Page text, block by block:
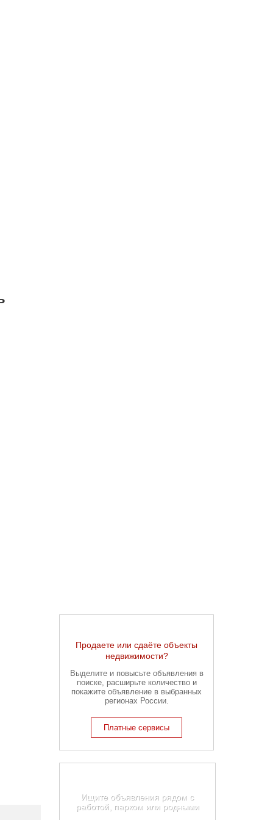
Продаете или сдаёте объекты
недвижимости?
Выделите и повысьте объявления в
поиске, расширьте количество и
покажите объявление в выбранных
регионах России.
Платные сервисы
Ищите объявления рядом с
работой, парком или родными